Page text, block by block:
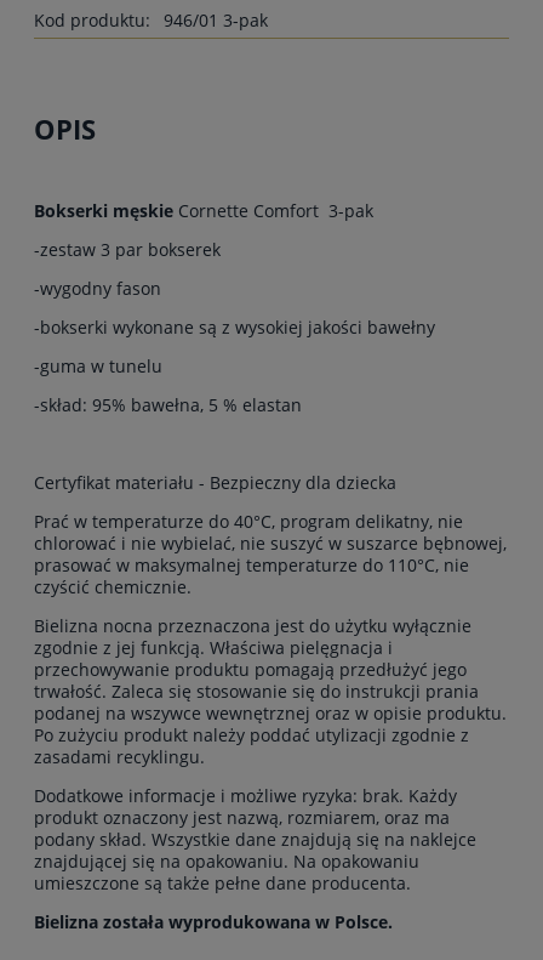
Kod produktu:
946/01 3-pak
OPIS
Bokserki męskie Cornette Comfort 3-pak
-zestaw 3 par bokserek
-wygodny fason
-bokserki wykonane są z wysokiej jakości bawełny
-guma w tunelu
-skład: 95% bawełna, 5 % elastan
Certyfikat materiału - Bezpieczny dla dziecka
Prać w temperaturze do 40°C, program delikatny, nie
chlorować i nie wybielać, nie suszyć w suszarce bębnowej,
prasować w maksymalnej temperaturze do 110°C, nie
czyścić chemicznie.
Bielizna nocna przeznaczona jest do użytku wyłącznie
zgodnie z jej funkcją. Właściwa pielęgnacja i
przechowywanie produktu pomagają przedłużyć jego
trwałość. Zaleca się stosowanie się do instrukcji prania
podanej na wszywce wewnętrznej oraz w opisie produktu.
Po zużyciu produkt należy poddać utylizacji zgodnie z
zasadami recyklingu.
Dodatkowe informacje i możliwe ryzyka: brak. Każdy
produkt oznaczony jest nazwą, rozmiarem, oraz ma
podany skład. Wszystkie dane znajdują się na naklejce
znajdującej się na opakowaniu. Na opakowaniu
umieszczone są także pełne dane producenta.
Bielizna została wyprodukowana w Polsce.